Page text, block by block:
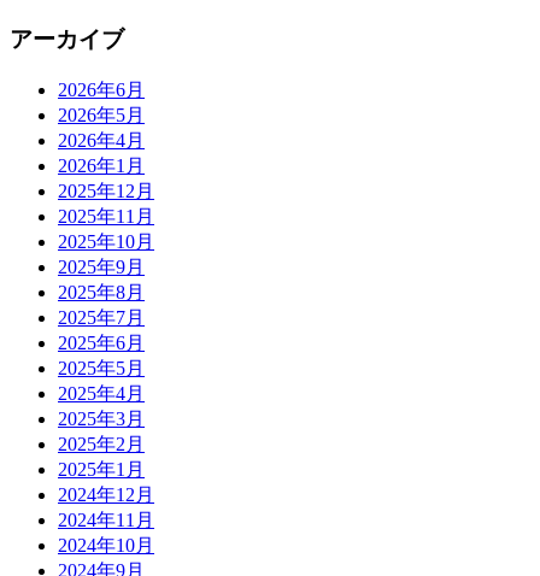
アーカイブ
2026年6月
2026年5月
2026年4月
2026年1月
2025年12月
2025年11月
2025年10月
2025年9月
2025年8月
2025年7月
2025年6月
2025年5月
2025年4月
2025年3月
2025年2月
2025年1月
2024年12月
2024年11月
2024年10月
2024年9月